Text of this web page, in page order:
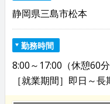
静岡県三島市松本
勤務時間
8:00～17:00（休憩60
［就業期間］即日～